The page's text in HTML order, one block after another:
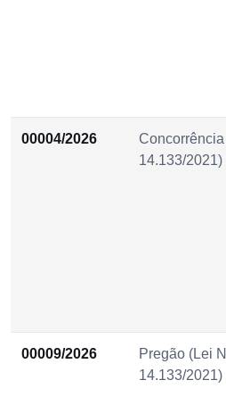
00004/2026
Concorrência
14.133/2021)
00009/2026
Pregão (Lei
14.133/2021)